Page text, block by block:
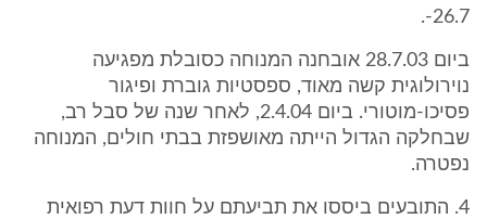
26.7-.
ביום 28.7.03 אובחנה המנוחה כסובלת מפגיעה
נוירולוגית קשה מאוד, ספסטיות גוברת ופיגור
פסיכו-מוטורי. ביום 2.4.04, לאחר שנה של סבל רב,
שבחלקה הגדול הייתה מאושפזת בבתי חולים, המנוחה
נפטרה.
4. התובעים ביססו את תביעתם על חוות דעת רפואית